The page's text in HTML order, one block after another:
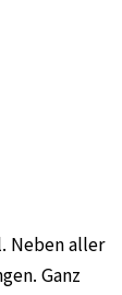
Neben aller
Ganz